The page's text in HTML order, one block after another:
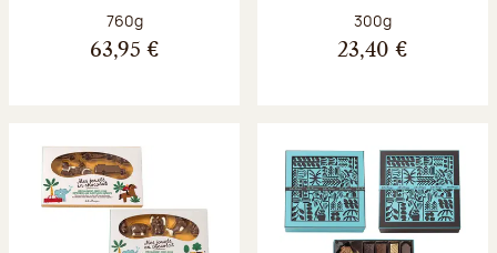
Poids net :
760g
63,95 €
Poids net :
300g
23,40 €